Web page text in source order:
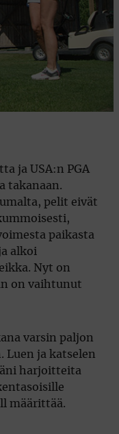
ja USA:n PGA
takanaan.
pelit eivät
paikasta
alkoi
Nyt on
on vaihtunut
varsin paljon
Luen ja katselen
harjoitteita
määrittää.